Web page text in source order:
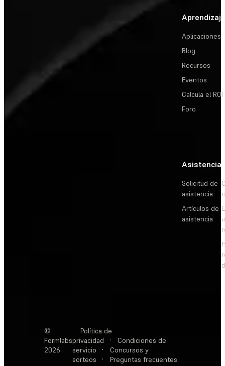
Aprendizaje
Aplicaciones
Blog
Recursos
Eventos
Calcula el ROI
Foro
Asistencia
Solicitud de
asistencia
Artículos de
asistencia
©
Formlabs
2026
Política de
privacidad
·
Condiciones de
servicio
·
Concursos y
sorteos
· Preguntas frecuentes